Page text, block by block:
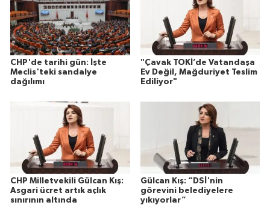
CHP'de tarihi gün: İşte
Meclis'teki sandalye
dağılımı
"Çavak TOKİ’de Vatandaşa
Ev Değil, Mağduriyet Teslim
Ediliyor"
CHP Milletvekili Gülcan Kış:
Asgari ücret artık açlık
sınırının altında
Gülcan Kış: “DSİ'nin
görevini belediyelere
yıkıyorlar”